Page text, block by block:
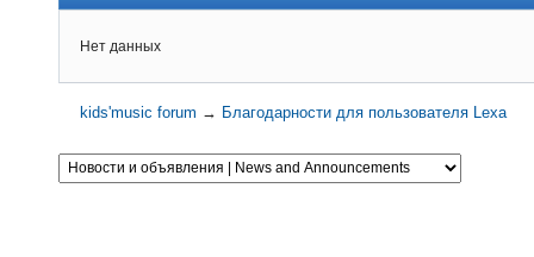
Нет данных
kids'music forum → Благодарности для пользователя Lexa